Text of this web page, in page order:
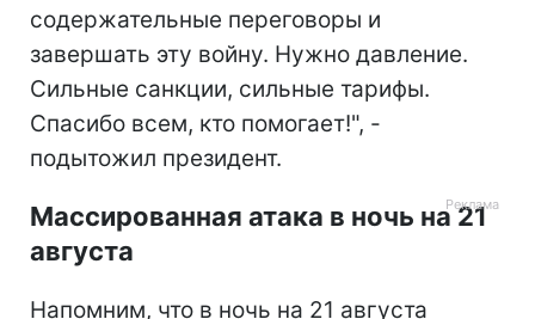
содержательные переговоры и
завершать эту войну. Нужно давление.
Сильные санкции, сильные тарифы.
Спасибо всем, кто помогает!", -
подытожил президент.
Массированная атака в ночь на 21
августа
Напомним, что в ночь на 21 августа